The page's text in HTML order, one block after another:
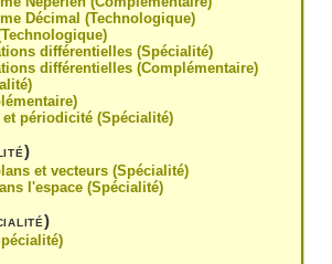
Décimal (Technologique)
différentielles (Spécialité)
différentielles (Complémentaire)
périodicité (Spécialité)
et vecteurs (Spécialité)
l'espace (Spécialité)